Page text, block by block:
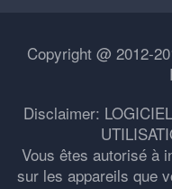
Copyright @ 2012-
Disclaimer:
Vous êtes autorisé à
sur les appareils que